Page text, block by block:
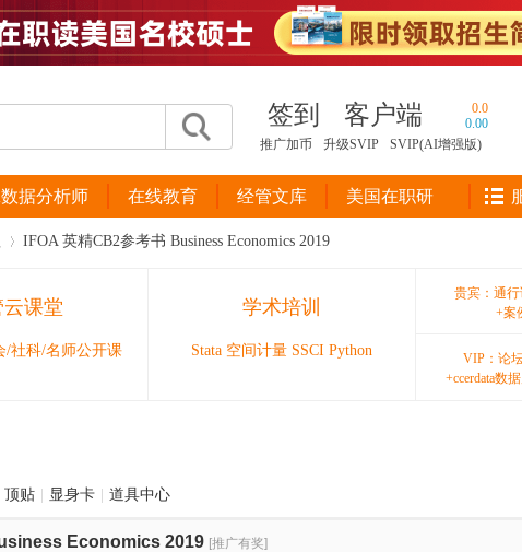
签到 客户端
0.0
0.00
推广加币
升级SVIP SVIP(AI增强版)
据分析师 在线教育 经管文库 美国在职研
IFOA 英精CB2参考书 Business Economics 2019
课堂
/社科/名师公开课
学术培训
Stata 空间计量 SSCI Python
贵宾：通
+案
VIP：论
+ccerdata数
顶贴 显身卡 道具中心
Economics 2019 [推广有奖]